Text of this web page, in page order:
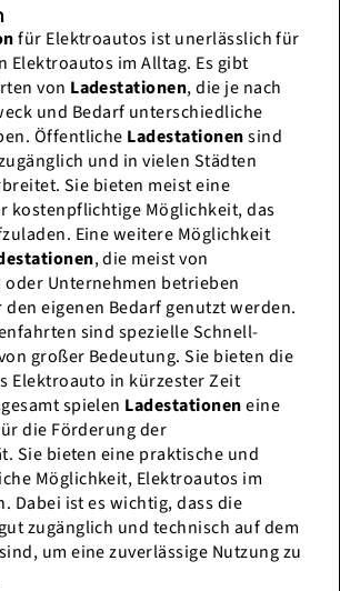
für Elektroautos ist unerlässlich für
Elektroautos im Alltag. Es gibt
von Ladestationen, die je nach
und Bedarf unterschiedliche
Öffentliche Ladestationensind
und in vielen Städten
Sie bieten meist eine
kostenpflichtige Möglichkeit, das
Eine weitere Möglichkeit
, die meist von
Unternehmen betrieben
eigenen Bedarf genutzt werden.
sind spezielle Schnell-
großer Bedeutung. Sie bieten die
Elektroauto in kürzester Zeit
spielen Ladestationeneine
die Förderung der
Sie bieten eine praktische und
Möglichkeit, Elektroautos im
Dabei ist es wichtig, dass die
zugänglich und technisch auf dem
um eine zuverlässige Nutzung zu